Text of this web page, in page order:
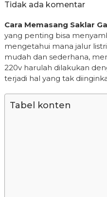
Tidak ada komentar
Cara Memasang Saklar
yang penting bisa
mengetahui mana jalur
mudah dan sederhana,
220v harulah dilakukan
terjadi hal yang tak
Tabel konten